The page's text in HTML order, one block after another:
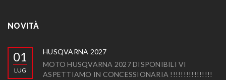
NOVITÀ
01
LUG
HUSQVARNA 2027
MOTO HUSQVARNA 2027 DISPONIBILI VI
ASPETTIAMO IN CONCESSIONARIA !!!!!!!!!!!!!!!!